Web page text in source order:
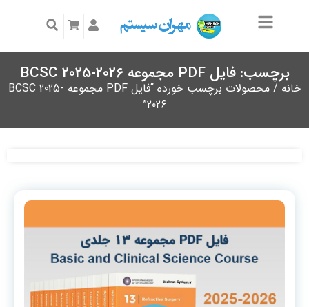
برچسب: فایل PDF مجموعه BCSC 2025-2026
خانه
/ محصولات برچسب خورده “فایل PDF مجموعه BCSC 2025-
2026”